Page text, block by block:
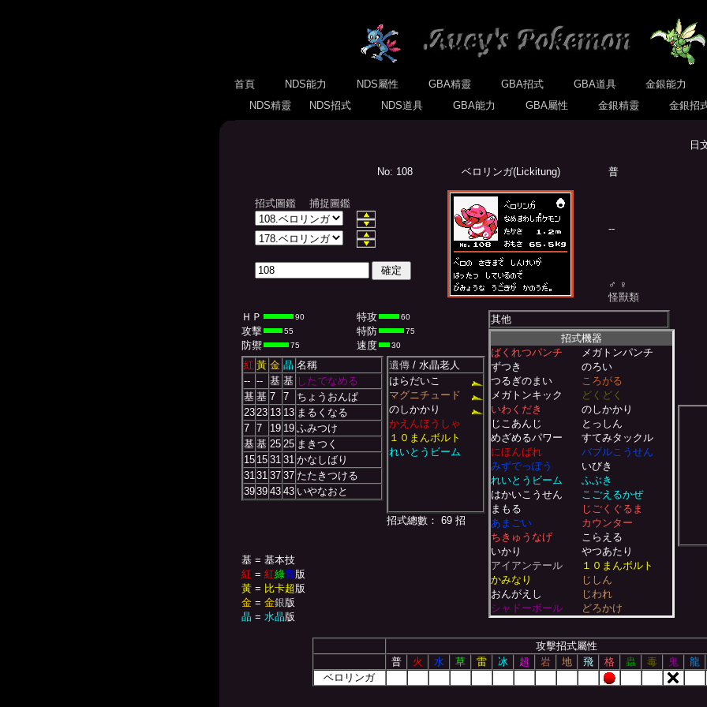
首頁 NDS能力 NDS屬性 GBA精靈 GBA招式 GBA道具
金銀能力
NDS精靈
NDS招式 NDS道具 GBA能力 GBA屬性 金銀精靈 金銀招
日
No: 108 ベロリンガ(Lickitung) 普
招式圖鑑 捕捉圖鑑
--
♂ ♀
怪獸類
ＨＰ
90 特攻 60
攻擊 55 特防 75
防禦 75 速度 30
其他
招式機器
ばくれつパンチ
メガトンパンチ
ずつき
のろい
つるぎのまい
ころがる
メガトンキック
どくどく
いわくだき
のしかかり
じこあんじ
とっしん
めざめるパワー
すてみタックル
にほんばれ
バブルこうせん
みずでっぽう
いびき
れいとうビーム
ふぶき
はかいこうせん
こごえるかぜ
まもる
じごくぐるま
あまごい
カウンター
ちきゅうなげ
こらえる
いかり
やつあたり
アイアンテール
１０まんボルト
かみなり
じしん
おんがえし
じわれ
シャドーボール
どろかけ
れいとうパンチ
いばる
がまん
ねごと
すなあらし
だいもんじ
ロケットずつき
紅 黃 金 晶 名稱
-- -- 基 基 したでなめる
基 基 7 7
ちょうおんぱ
2323 13 13 まるくなる
7
7 19 19 ふみつけ
基 基 25 25 まきつく
15 15 31 31 かなしばり
3131 37 37 たたきつける
3939 43 43 いやなおと
基 = 基本技
紅 = 紅綠青版
黃= 比卡超 版
金= 金銀 版
晶 = 水晶 版
遺傳/ 水晶老人
はらだいこ
マグニチュード
のしかかり
かえんほうしゃ
１０まんボルト
れいとうビーム
招式總數： 69 招
攻擊招式屬性
普
火 水 草 雷 冰 超 岩 地 飛 格 蟲 毒 鬼
龍
ベロリンガ